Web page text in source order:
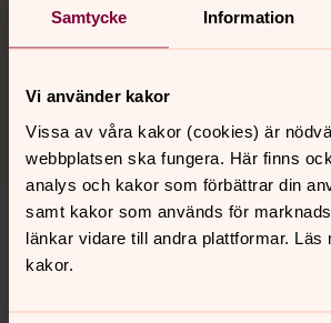
Samtycke Information
Vi använder kakor
Vissa av våra kakor (cookies) är
webbplatsen ska fungera. Här finns
analys och kakor som förbättrar din
samt kakor som används för
länkar vidare till andra plattformar. Läs
kakor.
Boken finns till försäljning genom
Bokus och Akademibokhandeln på
Bokrelease: Existentiell
kristen skapelseteologi